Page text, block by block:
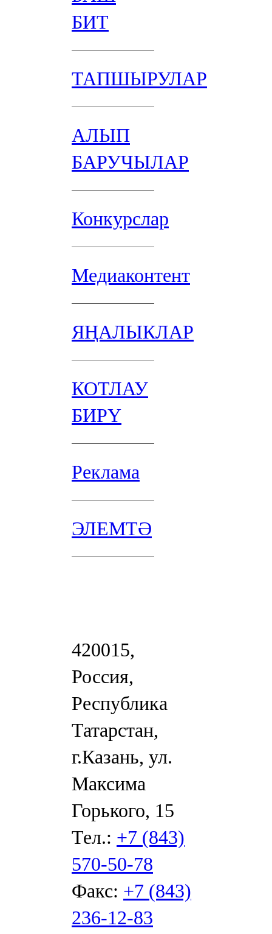
БИТ
ТАПШЫРУЛАР
АЛЫП
БАРУЧЫЛАР
Конкурслар
Медиаконтент
ЯҢАЛЫКЛАР
КОТЛАУ
БИРҮ
Реклама
ЭЛЕМТӘ
420015,
Россия,
Республика
Татарстан,
г.Казань, ул.
Максима
Горького, 15
Тел.: +7 (843)
570-50-78
Факс: +7 (843)
236-12-83